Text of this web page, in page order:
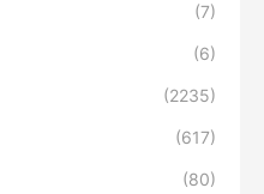
(7)
(6)
(2235)
(617)
(80)